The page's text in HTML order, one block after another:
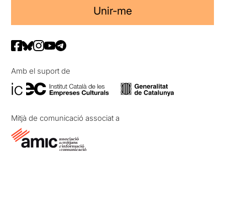
Unir-me
Amb el suport de
Mitjà de comunicació associat a